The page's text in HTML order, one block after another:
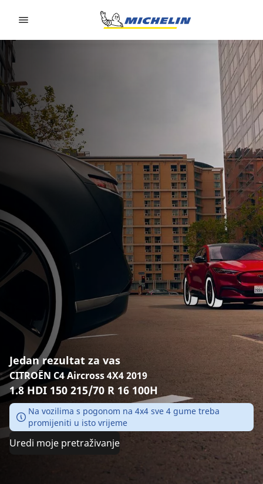
Jedan rezultat za vas
CITROËN C4 Aircross 4X4 2019
1.8 HDI 150 215/70 R 16 100H
Na vozilima s pogonom na 4x4 sve 4 gume treba
promijeniti u isto vrijeme
Uredi moje pretraživanje